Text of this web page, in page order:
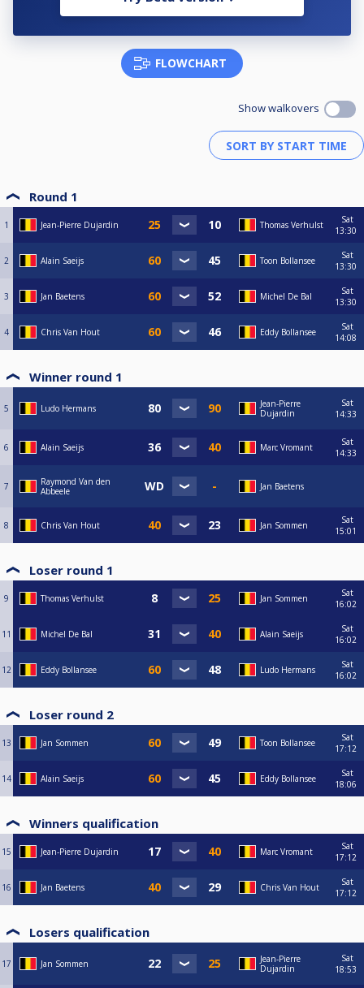
FLOWCHART
Show walkovers
Round 1
1 Jean-Pierre Dujardin Thomas Verhulst
Sat
13:30
2 Alain Saeijs Toon Bollansee
Sat
13:30
3 Jan Baetens Michel De Bal
Sat
13:30
4 Chris Van Hout Eddy Bollansee
Sat
14:08
Winner round 1
5 Ludo Hermans
Jean-Pierre
Dujardin
Sat
14:33
6 Alain Saeijs Marc Vromant
Sat
14:33
7
Raymond Van den
Abbeele
Jan Baetens
8 Chris Van Hout Jan Sommen
Sat
15:01
Loser round 1
9 Thomas Verhulst Jan Sommen
Sat
16:02
11 Michel De Bal Alain Saeijs
Sat
16:02
12 Eddy Bollansee Ludo Hermans
Sat
16:02
Loser round 2
13 Jan Sommen Toon Bollansee
Sat
17:12
14 Alain Saeijs Eddy Bollansee
Sat
18:06
Winners qualification
15 Jean-Pierre Dujardin Marc Vromant
Sat
17:12
16 Jan Baetens Chris Van Hout
Sat
17:12
Losers qualification
17 Jan Sommen
Jean-Pierre
Dujardin
Sat
18:53